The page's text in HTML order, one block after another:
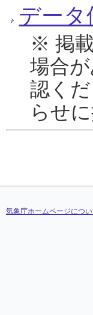
デー
※ 掲
場合
認く
らせ
気象庁ホームページにつ